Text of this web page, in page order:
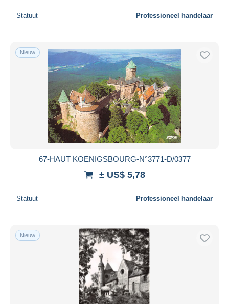
Statuut Professioneel handelaar
Nieuw
67-HAUT KOENIGSBOURG-N°3771-D/0377
± US$ 5,78
Statuut Professioneel handelaar
Nieuw